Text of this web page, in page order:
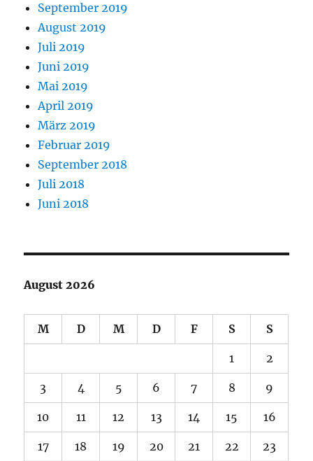
September 2019
August 2019
Juli 2019
Juni 2019
Mai 2019
April 2019
März 2019
Februar 2019
September 2018
Juli 2018
Juni 2018
August 2026
M D M D F S S
1 2
3 4 5 6 7 8 9
10 11 12 13 14 15 16
17 18 19 20 21 22 23